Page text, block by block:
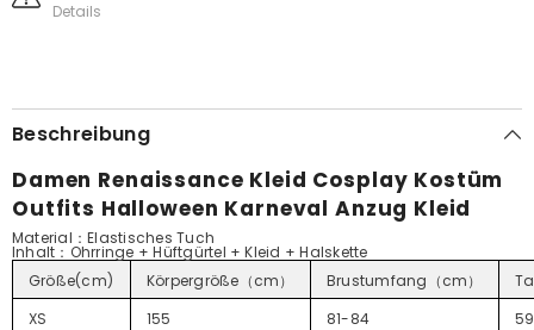
Details
Beschreibung
Damen Renaissance Kleid Cosplay Kostüm
Outfits Halloween Karneval Anzug Kleid
Material：Elastisches Tuch
Inhalt ： Ohrringe + Hüftgürtel + Kleid + Halskette
Größe(cm)
Körpergröße（cm） Brustumfang（cm）
XS
155 81-84